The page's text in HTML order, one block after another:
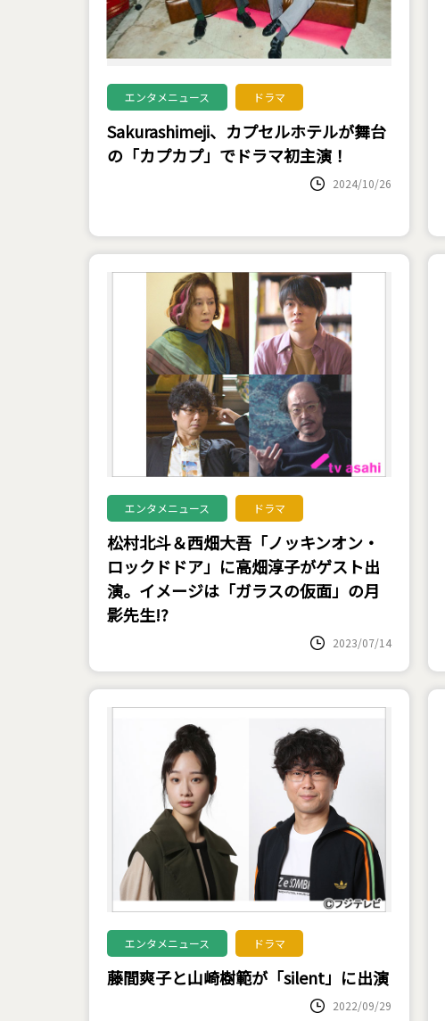
エンタメニュース ドラマ
Sakurashimeji、カプセルホテルが舞台
の「カプカプ」でドラマ初主演！
2024/10/26
エンタメニュース ドラマ
松村北斗＆西畑大吾「ノッキンオン・
ロックドドア」に高畑淳子がゲスト出
演。イメージは「ガラスの仮面」の月
影先生!?
2023/07/14
エンタメニュース ドラマ
藤間爽子と山崎樹範が「silent」に出演
2022/09/29